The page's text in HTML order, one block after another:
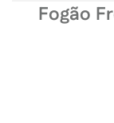
Fogão